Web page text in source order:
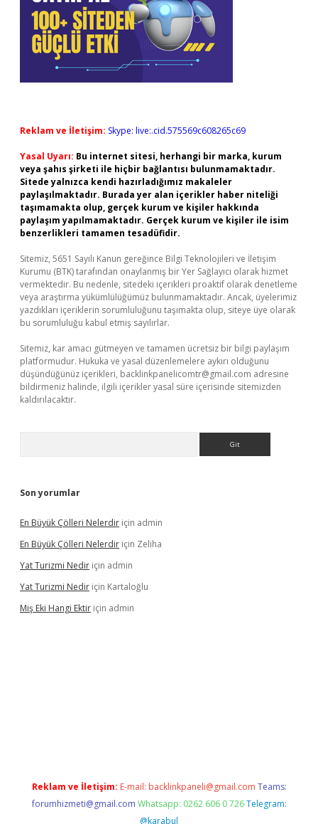
Reklam ve İletişim: Skype: live:.cid.575569c608265c69
Yasal Uyarı: Bu internet sitesi, herhangi bir marka, kurum
veya şahıs şirketi ile hiçbir bağlantısı bulunmamaktadır.
Sitede yalnızca kendi hazırladığımız makaleler
paylaşılmaktadır. Burada yer alan içerikler haber niteliği
taşımamakta olup, gerçek kurum ve kişiler hakkında
paylaşım yapılmamaktadır. Gerçek kurum ve kişiler ile isim
benzerlikleri tamamen tesadüfidir.
Sitemiz, 5651 Sayılı Kanun gereğince Bilgi Teknolojileri ve İletişim
Kurumu (BTK) tarafından onaylanmış bir Yer Sağlayıcı olarak hizmet
vermektedir. Bu nedenle, sitedeki içerikleri proaktif olarak denetleme
veya araştırma yükümlülüğümüz bulunmamaktadır. Ancak, üyelerimiz
yazdıkları içeriklerin sorumluluğunu taşımakta olup, siteye üye olarak
bu sorumluluğu kabul etmiş sayılırlar.
Sitemiz, kar amacı gütmeyen ve tamamen ücretsiz bir bilgi paylaşım
platformudur. Hukuka ve yasal düzenlemelere aykırı olduğunu
düşündüğünüz içerikleri, backlinkpanelicomtr@gmail.com adresine
bildirmeniz halinde, ilgili içerikler yasal süre içerisinde sitemizden
kaldırılacaktır.
Son yorumlar
En Büyük Çölleri Nelerdir için admin
En Büyük Çölleri Nelerdir için Zeliha
Yat Turizmi Nedir için admin
Yat Turizmi Nedir için Kartaloğlu
Miş Eki Hangi Ektir için admin
Reklam ve İletişim: E-mail: backlinkpaneli@gmail.com Teams:
forumhizmeti@gmail.com Whatsapp: 0262 606 0 726 Telegram:
@karabul